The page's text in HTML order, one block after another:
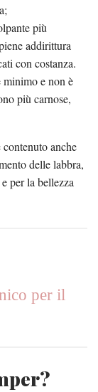
più
addirittura
con costanza.
minimo e non è
più carnose,
contenuto anche
delle labbra,
per la bellezza
per il